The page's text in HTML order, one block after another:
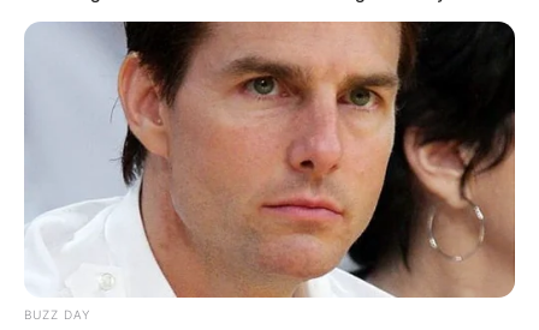
BUZZ DAY